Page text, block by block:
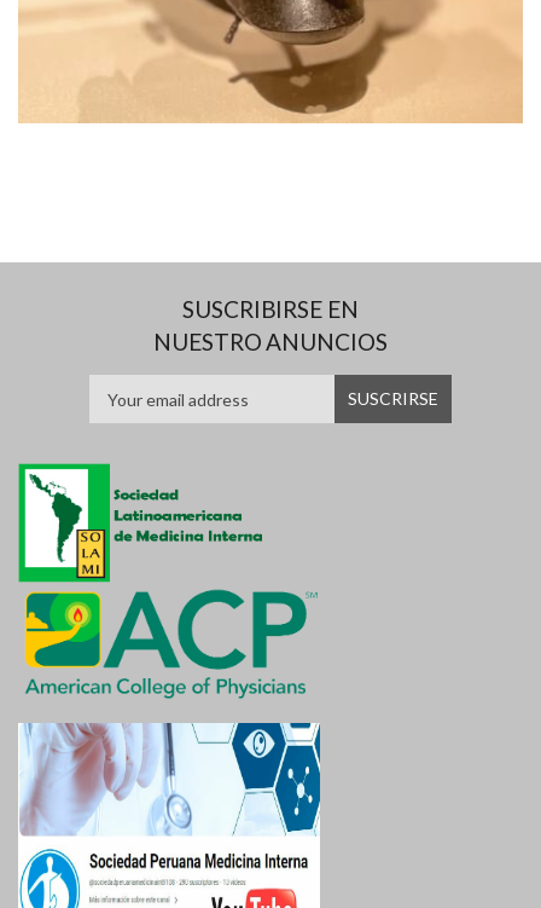
SUSCRIBIRSE EN
NUESTRO ANUNCIOS